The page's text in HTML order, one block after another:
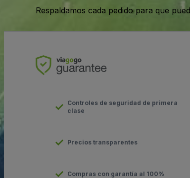
Respaldamos cada pedido para que
Controles de seguridad de primera
clase
Precios transparentes
Compras con garantía al 100%